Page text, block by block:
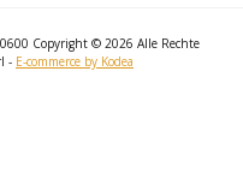
Copyright © 2026 Alle Rechte
- E-commerce by Kodea